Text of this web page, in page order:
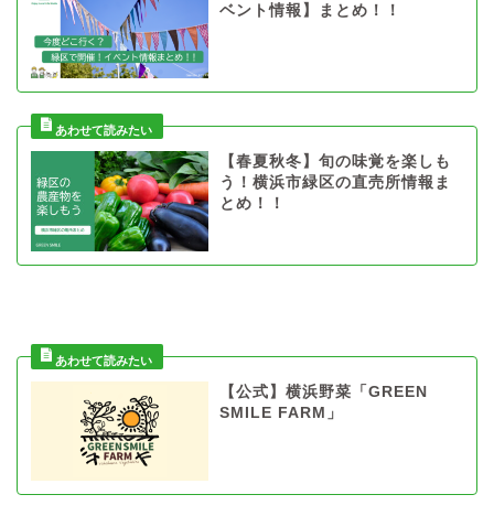
ベント情報】まとめ！！
【春夏秋冬】旬の味覚を楽しも
う！横浜市緑区の直売所情報ま
とめ！！
【公式】横浜野菜「GREEN
SMILE FARM」